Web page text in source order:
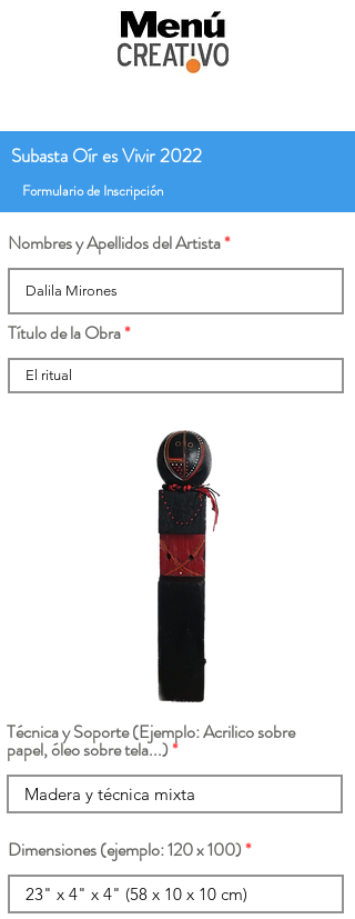
Subasta Oír es Vivir 2022
Formulario de Inscripción
Nombres y Apellidos del Artista
Título de la Obra
Técnica y Soporte (Ejemplo: Acrilico sobre
papel, óleo sobre tela...)
Dimensiones (ejemplo: 120 x 100)